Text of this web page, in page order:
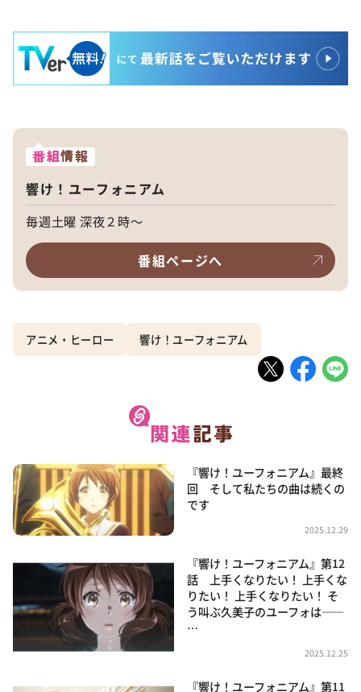
番組情報
響け！ユーフォニアム
毎週土曜 深夜２時～
番組ページへ
アニメ・ヒーロー 響け！ユーフォニアム
『響け！ユーフォニアム』最終
回 そして私たちの曲は続くの
です
2025.12.29
『響け！ユーフォニアム』第12
話 上手くなりたい！ 上手くな
りたい！ 上手くなりたい！ そ
う叫ぶ久美子のユーフォは——
…
2025.12.25
『響け！ユーフォニアム』第11